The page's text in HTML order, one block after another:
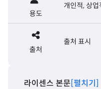
용도
개인적, 상
출처
출처 표시
라이센스 본문[펼치기]